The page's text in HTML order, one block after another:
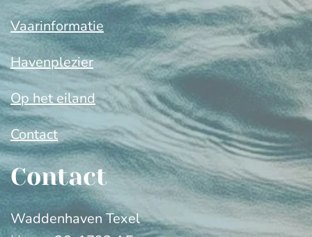
Contact
Waddenhaven Texel
Vaarinformatie
Havenplezier
Op het eiland
Contact